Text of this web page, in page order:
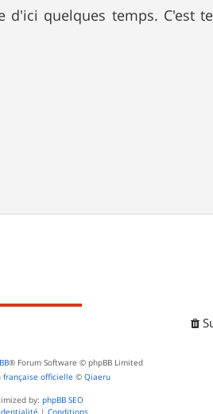
d'ici quelques temps. C'est
® Forum Software © phpBB Limited
française officielle © Qiaeru
by: phpBB SEO